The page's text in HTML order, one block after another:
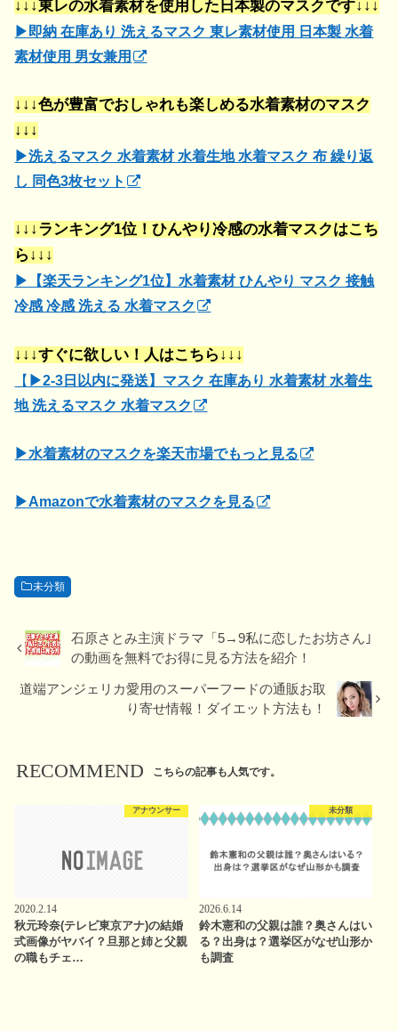
↓↓↓東レの水着素材を使用した日本製のマスクです↓↓↓
▶即納 在庫あり 洗えるマスク 東レ素材使用 日本製 水着
素材使用 男女兼用
↓↓↓色が豊富でおしゃれも楽しめる水着素材のマスク
↓↓↓
▶洗えるマスク 水着素材 水着生地 水着マスク 布 繰り返
し 同色3枚セット
↓↓↓ランキング1位！ひんやり冷感の水着マスクはこち
ら↓↓↓
▶【楽天ランキング1位】水着素材 ひんやり マスク 接触
冷感 冷感 洗える 水着マスク
↓↓↓すぐに欲しい！人はこちら↓↓↓
【 ▶2-3日以内に発送】マスク 在庫あり 水着素材 水着生
地 洗えるマスク 水着マスク
▶水着素材のマスクを楽天市場でもっと見る
▶Amazonで水着素材のマスクを見る
未分類
石原さとみ主演ドラマ「5→9私に恋したお坊さん｣
の動画を無料でお得に見る方法を紹介！
道端アンジェリカ愛用のスーパーフードの通販お取
り寄せ情報！ダイエット方法も！
RECOMMEND こちらの記事も人気です。
アナウンサー
2020.2.14
秋元玲奈(テレビ東京アナ)の結婚
式画像がヤバイ？旦那と姉と父親
の職もチェ…
未分類
2026.6.14
鈴木憲和の父親は誰？奥さんはい
る？出身は？選挙区がなぜ山形か
も調査